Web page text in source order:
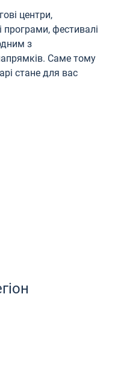
центри,
програми, фестивалі
з
Саме тому
стане для вас